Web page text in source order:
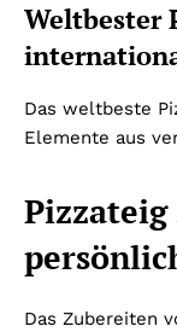
Weltbester
Das weltbeste
Elemente aus
Pizzateig
Das Zubereiten